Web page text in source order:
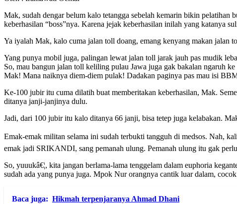
Mak, sudah dengar belum kalo tetangga sebelah kemarin bikin
keberhasilan “boss”nya. Karena jejak keberhasilan inilah yang katanya
Ya iyalah Mak, kalo cuma jalan toll doang, emang kenyang makan jalan
Yang punya mobil juga, palingan lewat jalan toll jarak jauh pas mudik
So, mau bangun jalan toll keliling pulau Jawa juga gak bakalan ngaruh
Mak! Mana naiknya diem-diem pulak! Dadakan paginya pas mau isi
Ke-100 jubir itu cuma dilatih buat memberitakan keberhasilan, Mak.
ditanya janji-janjinya dulu.
Jadi, dari 100 jubir itu kalo ditanya 66 janji, bisa tetep juga kelabakan.
Emak-emak militan selama ini sudah terbukti tangguh di medsos. Nah,
emak jadi SRIKANDI, sang pemanah ulung. Pemanah ulung itu gak
So, yuuukâ€¦, kita jangan berlama-lama tenggelam dalam euphoria
sudah ada yang punya juga. Mpok Nur orangnya cantik luar dalam,
Baca juga: Hikmah terpenjaranya Ahmad Dhani